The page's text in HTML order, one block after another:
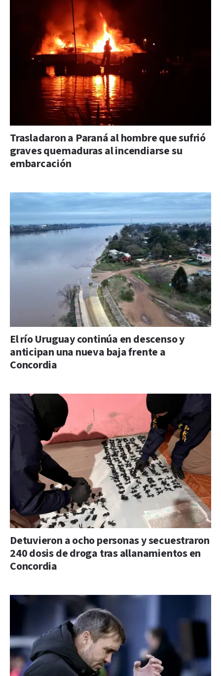
Trasladaron a Paraná al hombre que sufrió
graves quemaduras al incendiarse su
embarcación
El río Uruguay continúa en descenso y
anticipan una nueva baja frente a
Concordia
Detuvieron a ocho personas y secuestraron
240 dosis de droga tras allanamientos en
Concordia